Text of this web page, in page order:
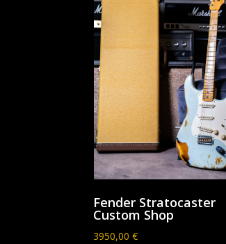
Fender Stratocaster
Custom Shop
3950,00€